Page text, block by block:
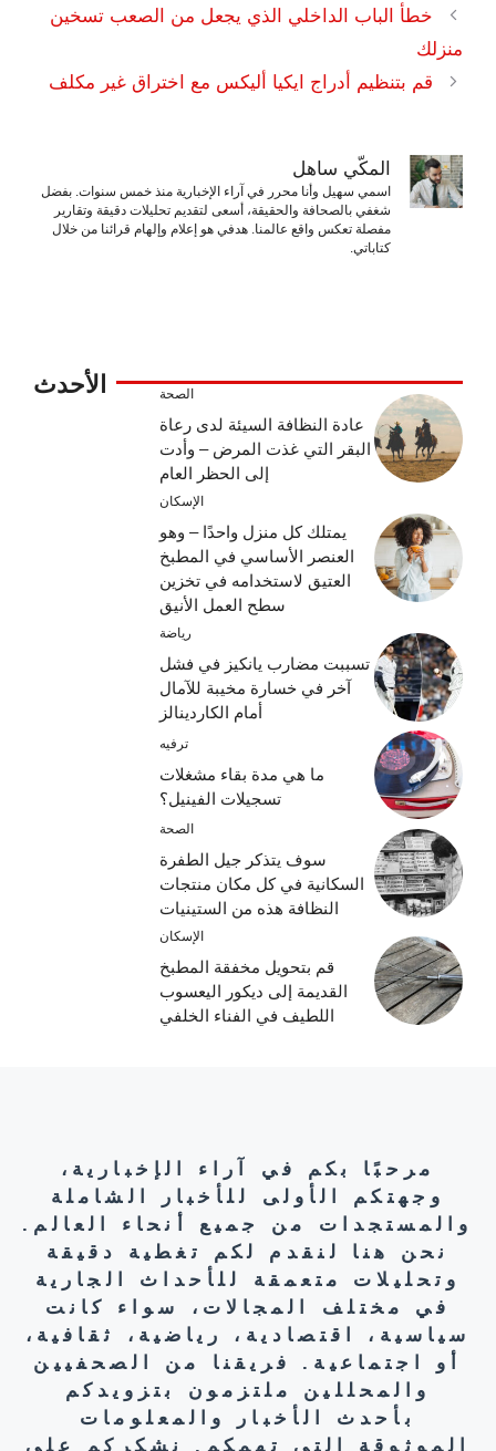
خطأ الباب الداخلي الذي يجعل من الصعب تسخين
منزلك
قم بتنظيم أدراج ايكيا أليكس مع اختراق غير مكلف
المكّي ساهل
اسمي سهيل وأنا محرر في آراء الإخبارية منذ خمس سنوات. بفضل
شغفي بالصحافة والحقيقة، أسعى لتقديم تحليلات دقيقة وتقارير
مفصلة تعكس واقع عالمنا. هدفي هو إعلام وإلهام قرائنا من خلال
كتاباتي.
الأحدث الصحة
عادة النظافة السيئة لدى رعاة
البقر التي غذت المرض – وأدت
إلى الحظر العام
الإسكان
يمتلك كل منزل واحدًا – وهو
العنصر الأساسي في المطبخ
العتيق لاستخدامه في تخزين
سطح العمل الأنيق
رياضة
تسببت مضارب يانكيز في فشل
آخر في خسارة مخيبة للآمال
أمام الكاردينالز
ترفيه
ما هي مدة بقاء مشغلات
تسجيلات الفينيل؟
الصحة
سوف يتذكر جيل الطفرة
السكانية في كل مكان منتجات
النظافة هذه من الستينيات
الإسكان
قم بتحويل مخفقة المطبخ
القديمة إلى ديكور اليعسوب
اللطيف في الفناء الخلفي
مرحبًا بكم في آراء الإخبارية،
وجهتكم الأولى للأخبار الشاملة
والمستجدات من جميع أنحاء العالم.
نحن هنا لنقدم لكم تغطية دقيقة
وتحليلات متعمقة للأحداث الجارية
في مختلف المجالات، سواء كانت
سياسية، اقتصادية، رياضية، ثقافية،
أو اجتماعية. فريقنا من الصحفيين
والمحللين ملتزمون بتزويدكم
بأحدث الأخبار والمعلومات
الموثوقة التي تهمكم. نشكركم على